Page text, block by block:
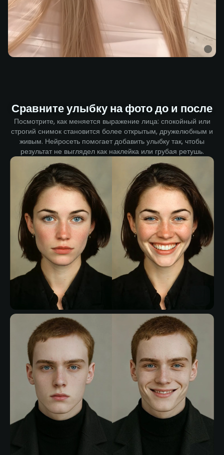
Сравните улыбку на фото до и после
Посмотрите, как меняется выражение лица: спокойный или
строгий снимок становится более открытым, дружелюбным и
живым. Нейросеть помогает добавить улыбку так, чтобы
результат не выглядел как наклейка или грубая ретушь.